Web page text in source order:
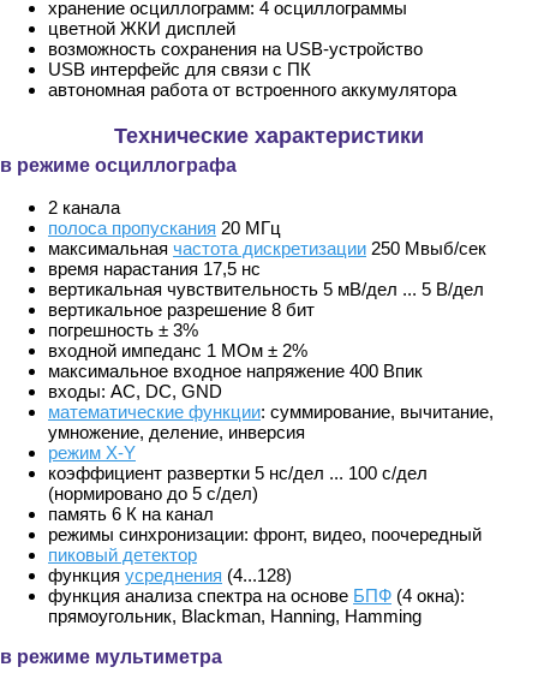
хранение осциллограмм: 4 осциллограммы
цветной ЖКИ дисплей
возможность сохранения на USB-устройство
USB интерфейс для связи с ПК
автономная работа от встроенного аккумулятора
Технические характеристики
в режиме осциллографа
2 канала
полоса пропускания 20 МГц
максимальная частота дискретизации 250 Мвыб/сек
время нарастания 17,5 нс
вертикальная чувствительность 5 мВ/дел ... 5 В/дел
вертикальное разрешение 8 бит
погрешность ± 3%
входной импеданс 1 МОм ± 2%
максимальное входное напряжение 400 Впик
входы: АС, DC, GND
математические функции: суммирование, вычитание,
умножение, деление, инверсия
режим X-Y
коэффициент развертки 5 нс/дел ... 100 с/дел
(нормировано до 5 с/дел)
память 6 К на канал
режимы синхронизации: фронт, видео, поочередный
пиковый детектор
функция усреднения (4...128)
функция анализа спектра на основе БПФ (4 окна):
прямоугольник, Blackman, Hanning, Hamming
в режиме мультиметра